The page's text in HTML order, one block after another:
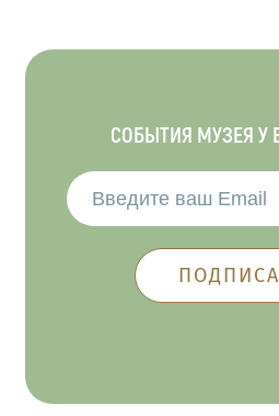
СОБЫТИЯ МУЗЕЯ У